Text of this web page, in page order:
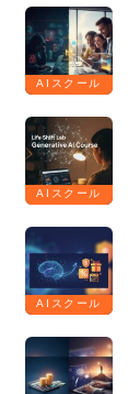
AIスクール
AIスクール
AIスクール